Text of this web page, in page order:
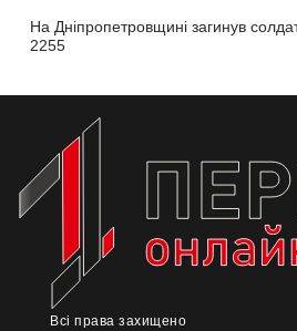
На Дніпропетровщині загинув
2255
Всі права захищено